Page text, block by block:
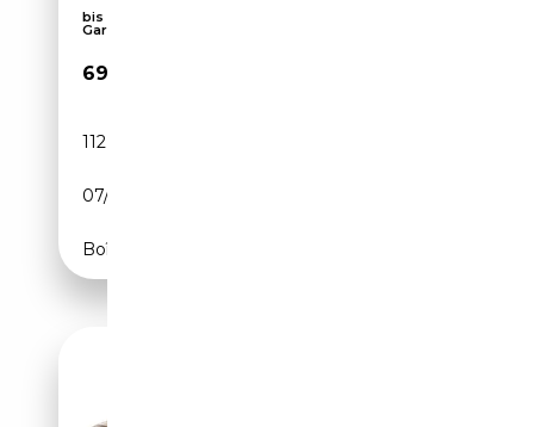
bis zu 15 Jahre oder 250.000km Toyota Relax
Garant...
69 950€
112 800 km
07/2010
Boîte automatique